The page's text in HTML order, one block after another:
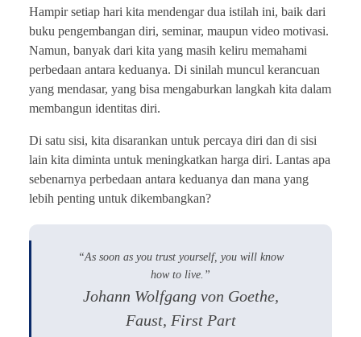
Hampir setiap hari kita mendengar dua istilah ini, baik dari
buku pengembangan diri, seminar, maupun video motivasi.
Namun, banyak dari kita yang masih keliru memahami
perbedaan antara keduanya. Di sinilah muncul kerancuan
yang mendasar, yang bisa mengaburkan langkah kita dalam
membangun identitas diri.
Di satu sisi, kita disarankan untuk percaya diri dan di sisi
lain kita diminta untuk meningkatkan harga diri. Lantas apa
sebenarnya perbedaan antara keduanya dan mana yang
lebih penting untuk dikembangkan?
“As soon as you trust yourself, you will know
how to live.”
Johann Wolfgang von Goethe,
Faust, First Part